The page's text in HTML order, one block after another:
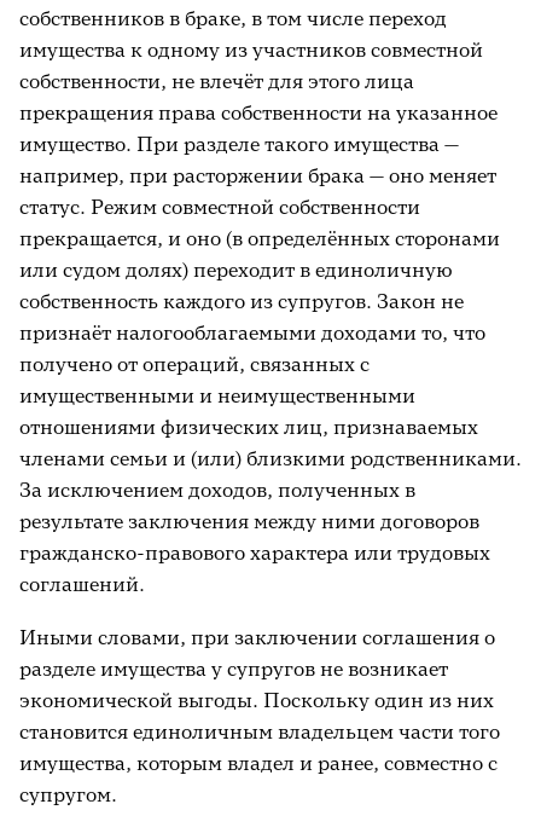
собственников в браке, в том числе переход
имущества к одному из участников совместной
собственности, не влечёт для этого лица
прекращения права собственности на указанное
имущество. При разделе такого имущества —
например, при расторжении брака — оно меняет
статус. Режим совместной собственности
прекращается, и оно (в определённых сторонами
или судом долях) переходит в единоличную
собственность каждого из супругов. Закон не
признаёт налогооблагаемыми доходами то, что
получено от операций, связанных с
имущественными и неимущественными
отношениями физических лиц, признаваемых
членами семьи и (или) близкими родственниками.
За исключением доходов, полученных в
результате заключения между ними договоров
гражданско-правового характера или трудовых
соглашений.
Иными словами, при заключении соглашения о
разделе имущества у супругов не возникает
экономической выгоды. Поскольку один из них
становится единоличным владельцем части того
имущества, которым владел и ранее, совместно с
супругом.